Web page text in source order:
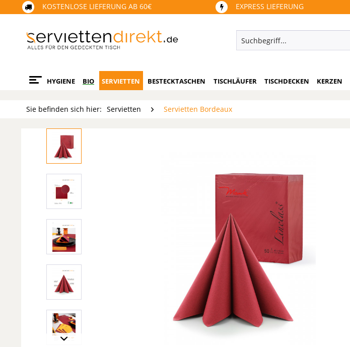
KOSTENLOSE LIEFERUNG AB 60€ EXPRESS LIEFERUNG
HYGIENE BIO SERVIETTEN BESTECKTASCHEN TISCHLÄUFER TISCHDECKEN KERZEN
Sie befinden sich hier: Servietten Servietten Bordeaux